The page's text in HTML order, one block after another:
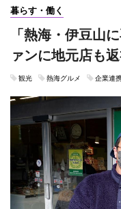
暮らす・働く
「熱海・伊豆山
ァンに地元店も
観光 熱海グルメ 企業連